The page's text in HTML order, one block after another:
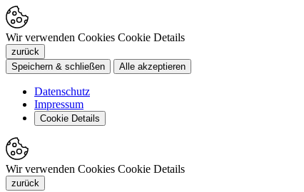
Wir verwenden Cookies Cookie Details
zurück
Speichern & schließen
Alle akzeptieren
Datenschutz
Impressum
Cookie Details
Wir verwenden Cookies Cookie Details
zurück